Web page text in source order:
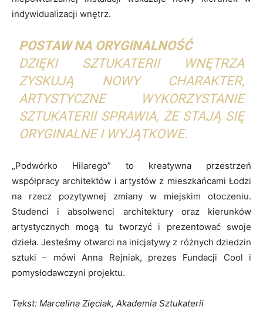
indywidualizacji wnętrz.
POSTAW NA ORYGINALNOŚĆ
DZIĘKI SZTUKATERII WNĘTRZA
ZYSKUJĄ NOWY CHARAKTER,
ARTYSTYCZNE WYKORZYSTANIE
SZTUKATERII SPRAWIA, ŻE STAJĄ SIĘ
ORYGINALNE I WYJĄTKOWE.
„Podwórko Hilarego” to kreatywna przestrzeń
współpracy architektów i artystów z mieszkańcami Łodzi
na rzecz pozytywnej zmiany w miejskim otoczeniu.
Studenci i absolwenci architektury oraz kierunków
artystycznych mogą tu tworzyć i prezentować swoje
dzieła. Jesteśmy otwarci na inicjatywy z różnych dziedzin
sztuki – mówi Anna Rejniak, prezes Fundacji Cool i
pomysłodawczyni projektu.
Tekst: Marcelina Zięciak, Akademia Sztukaterii